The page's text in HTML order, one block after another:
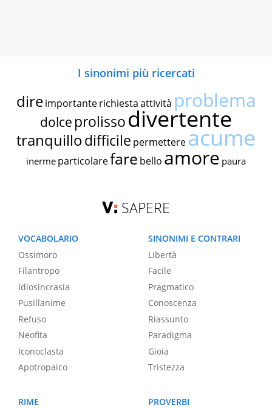
I sinonimi più ricercati
dire importante richiestaattività problema
dolce prolissodivertente
tranquillodifficile permettereacume
inerme particolarefare bello amore paura
SAPERE
VOCABOLARIO
Ossimoro
Filantropo
Idiosincrasia
Pusillanime
Refuso
Neofita
Iconoclasta
Apotropaico
SINONIMI E CONTRARI
Libertà
Facile
Pragmatico
Conoscenza
Riassunto
Paradigma
Gioia
Tristezza
RIME
PROVERBI